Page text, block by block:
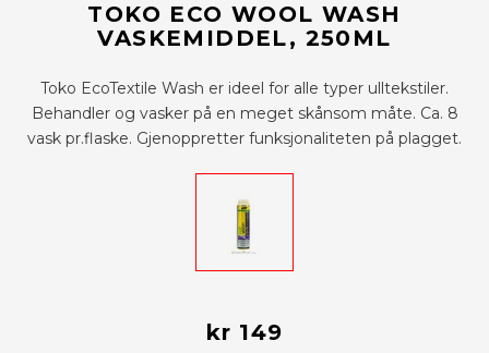
TOKO ECO WOOL WASH
VASKEMIDDEL, 250ML
Toko EcoTextile Wash er ideel for alle typer ulltekstiler.
Behandler og vasker på en meget skånsom måte. Ca. 8
vask pr.flaske. Gjenoppretter funksjonaliteten på plagget.
kr 149